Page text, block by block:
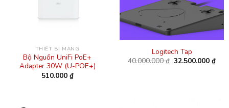
THIẾT BỊ MẠNG
Bộ Nguồn UniFi PoE+
Adapter 30W (U-POE+)
510.000 ₫
Logitech Tap
40.000.000₫ Giá
32.500.000₫Giá